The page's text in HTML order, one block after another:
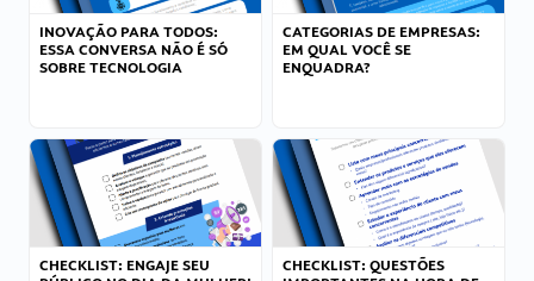
INOVAÇÃO PARA TODOS:
ESSA CONVERSA NÃO É SÓ
SOBRE TECNOLOGIA
CATEGORIAS DE EMPRESAS:
EM QUAL VOCÊ SE
ENQUADRA?
CHECKLIST: ENGAJE SEU
CHECKLIST: QUESTÕES